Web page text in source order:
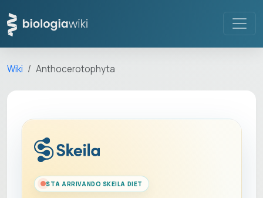
Wiki Anthocerotophyta
STA ARRIVANDO SKEILA DIET